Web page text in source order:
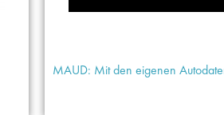
MAUD: Mit den eigenen